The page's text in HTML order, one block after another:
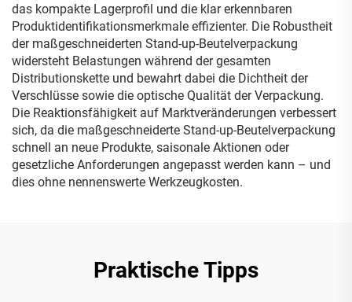
das kompakte Lagerprofil und die klar erkennbaren
Produktidentifikationsmerkmale effizienter. Die Robustheit
der maßgeschneiderten Stand-up-Beutelverpackung
widersteht Belastungen während der gesamten
Distributionskette und bewahrt dabei die Dichtheit der
Verschlüsse sowie die optische Qualität der Verpackung.
Die Reaktionsfähigkeit auf Marktveränderungen verbessert
sich, da die maßgeschneiderte Stand-up-Beutelverpackung
schnell an neue Produkte, saisonale Aktionen oder
gesetzliche Anforderungen angepasst werden kann – und
dies ohne nennenswerte Werkzeugkosten.
Praktische Tipps